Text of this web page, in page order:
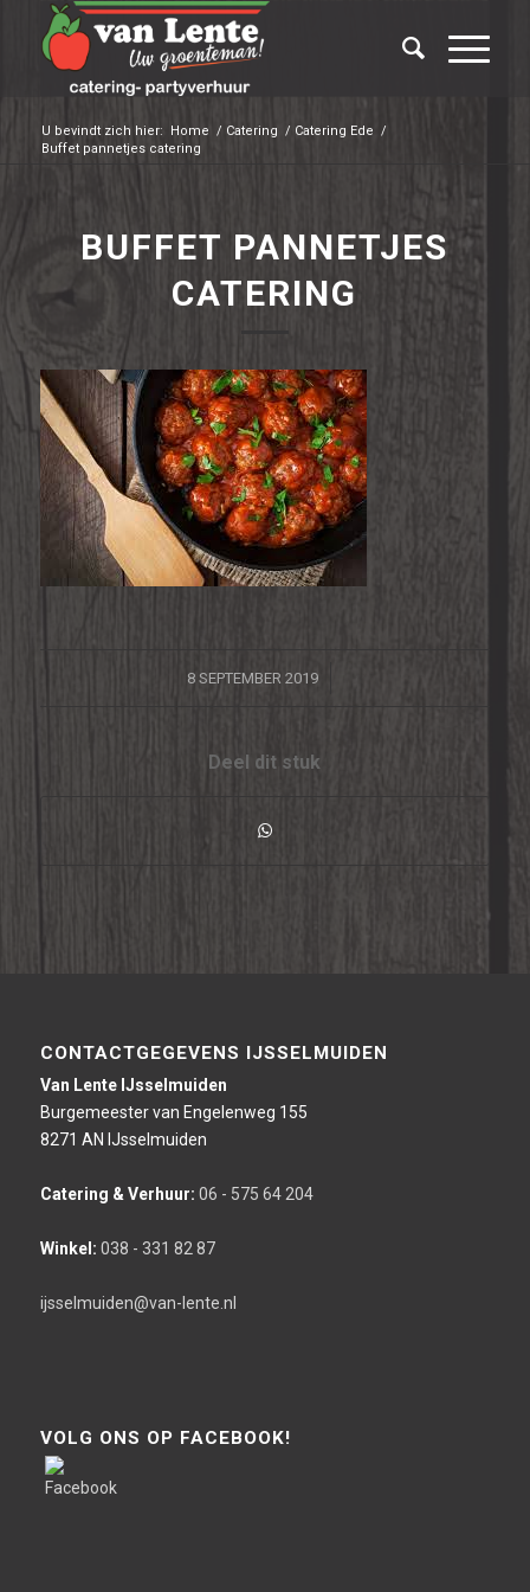
U bevindt zich hier: Home / Catering / Catering Ede /
Buffet pannetjes catering
BUFFET PANNETJES
CATERING
8 SEPTEMBER 2019
/
Deel dit stuk
CONTACTGEGEVENS IJSSELMUIDEN
Van Lente IJsselmuiden
Burgemeester van Engelenweg 155
8271 AN IJsselmuiden
Catering & Verhuur: 06 - 575 64 204
Winkel: 038 - 331 82 87
ijsselmuiden@van-lente.nl
VOLG ONS OP FACEBOOK!